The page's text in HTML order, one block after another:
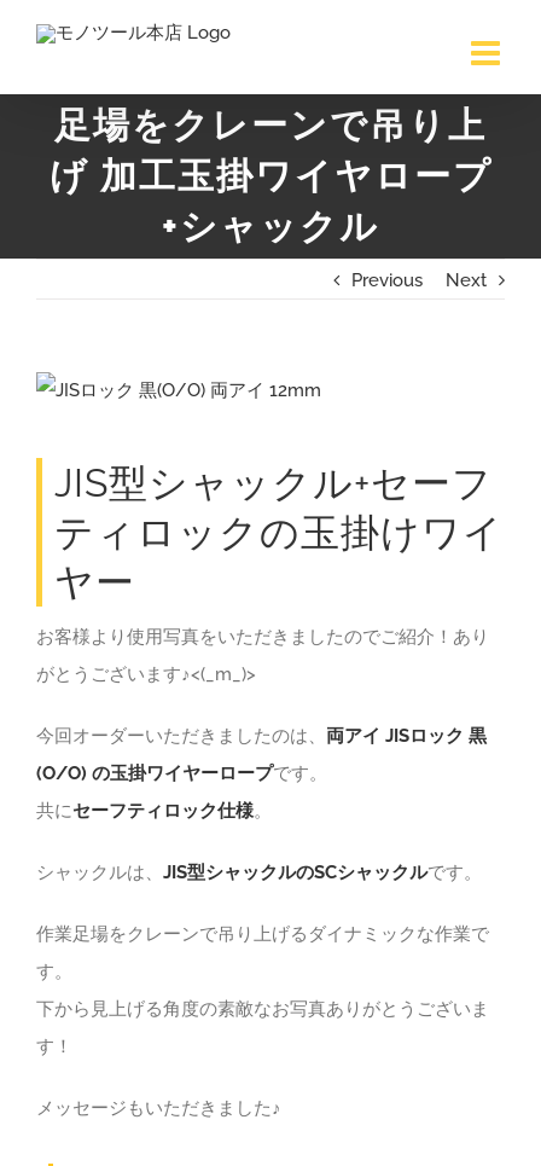
content
足場をクレーンで吊り上
げ 加工玉掛ワイヤロープ
+シャックル
Previous Next
View
Image
JIS型シャックル+セーフ
ティロックの玉掛けワイ
ヤー
お客様より使用写真をいただきましたのでご紹介！あり
がとうございます♪<(_m_)>
今回オーダーいただきましたのは、 両アイ JISロック 黒
(O/O) の玉掛ワイヤーロープです。
共にセーフティロック仕様。
シャックルは、 JIS型シャックルのSCシャックルです。
作業足場をクレーンで吊り上げるダイナミックな作業で
す。
下から見上げる角度の素敵なお写真ありがとうございま
す！
メッセージもいただきました♪